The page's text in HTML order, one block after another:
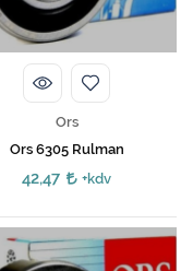
Ors
Ors 6305 Rulman
42,47 +kdv